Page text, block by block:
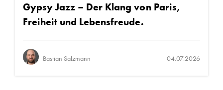
Gypsy Jazz – Der Klang von Paris,
Freiheit und Lebensfreude.
Bastian Salzmann 04.07.2026